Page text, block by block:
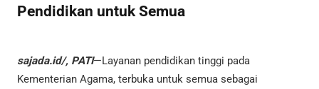
Pendidikan untuk Semua
sajada.id/, PATI—Layanan pendidikan tinggi pada
Kementerian Agama, terbuka untuk semua sebagai